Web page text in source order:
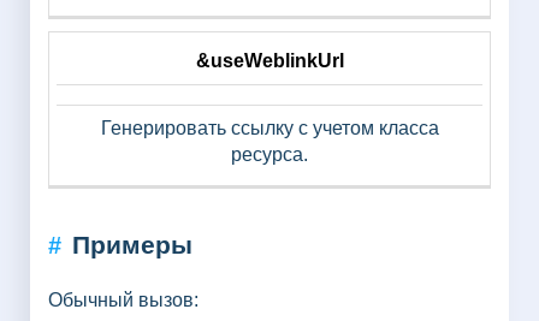
&useWeblinkUrl
Генерировать ссылку с учетом класса
ресурса.
# Примеры
Обычный вызов: